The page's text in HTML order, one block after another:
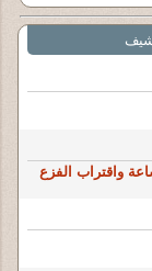
واقتراب الفزع